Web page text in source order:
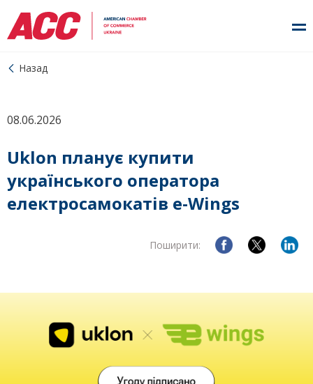
Назад
08.06.2026
Uklon планує купити
українського оператора
електросамокатів e-Wings
Поширити: